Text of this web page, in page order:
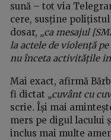
sună – tot via
cere, susține
dosar, „ca mesajul
la actele de violență
nu înceta activitățile
Mai exact, afirmă
fi dictat „cuvânt cu
scrie. Își mai
mers pe digul lacului
inclus mai multe